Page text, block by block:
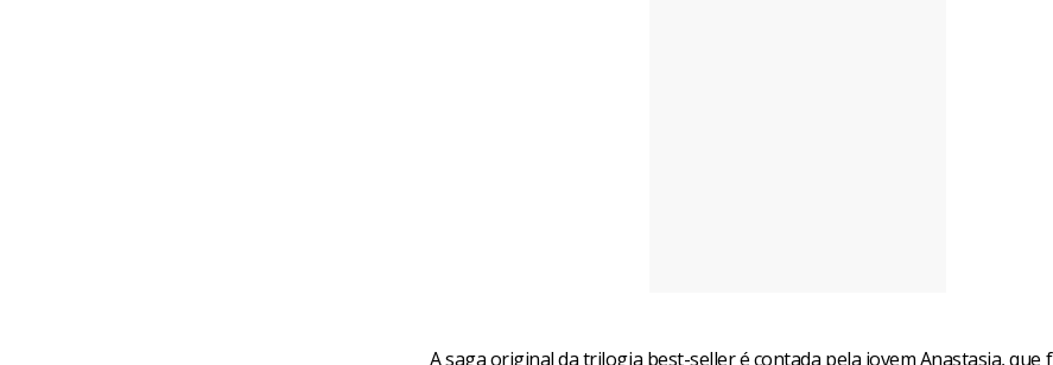
A saga original da trilogia best-seller é contada pela jovem Anastasia, que